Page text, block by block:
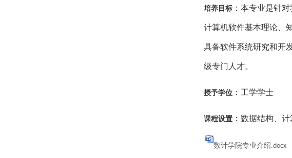
培养目标： 本专业是针
计算机软件基本理论、
具备软件系统研究和开
级专门人才。
授予学位：工学学士
课程设置： 数据结构、计
数计学院专业介绍.docx